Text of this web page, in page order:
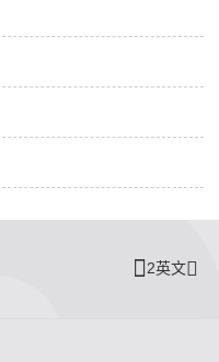
2英文